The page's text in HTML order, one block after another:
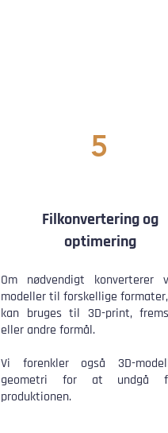
5
Filkonvertering og
optimering
Om nødvendigt konverterer
modeller til forskellige
kan bruges til 3D-print,
eller andre formål.
Vi forenkler også 3D-
geometri for at undgå
produktionen.